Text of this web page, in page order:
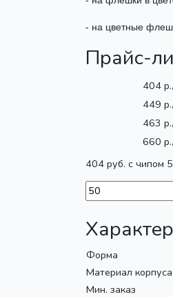
- на цветные
Прайс-
404
449
463
660
404 руб. с чипом
Форма
Материал корпуса
Мин. заказ